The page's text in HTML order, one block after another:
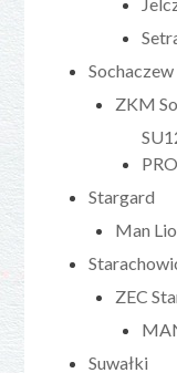
Sochaczew
ZKM
Stargard
Man
ZEC
Suwałki